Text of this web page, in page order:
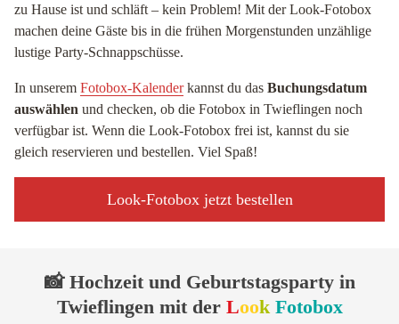
zu Hause ist und schläft – kein Problem! Mit der Look-Fotobox
machen deine Gäste bis in die frühen Morgenstunden unzählige
lustige Party-Schnappschüsse.
In unserem Fotobox-Kalenderkannst du das Buchungsdatum
auswählen und checken, ob die Fotobox in Twieflingen noch
verfügbar ist. Wenn die Look-Fotobox frei ist, kannst du sie
gleich reservieren und bestellen. Viel Spaß!
Look-Fotobox jetzt bestellen
📸 Hochzeit und Geburtstagsparty in
Twieflingen mit der Look Fotobox